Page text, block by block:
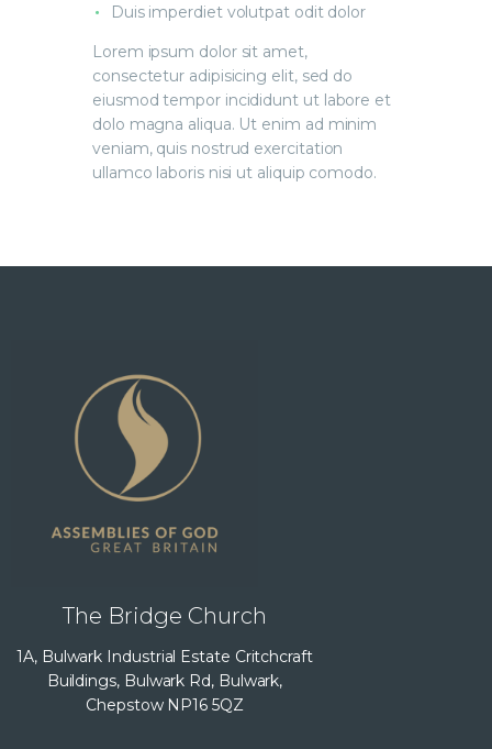
Duis imperdiet volutpat odit dolor
Lorem ipsum dolor sit amet,
consectetur adipisicing elit, sed do
eiusmod tempor incididunt ut labore et
dolo magna aliqua. Ut enim ad minim
veniam, quis nostrud exercitation
ullamco laboris nisi ut aliquip comodo.
The Bridge Church
1A, Bulwark Industrial Estate Critchcraft
Buildings, Bulwark Rd, Bulwark,
Chepstow NP16 5QZ